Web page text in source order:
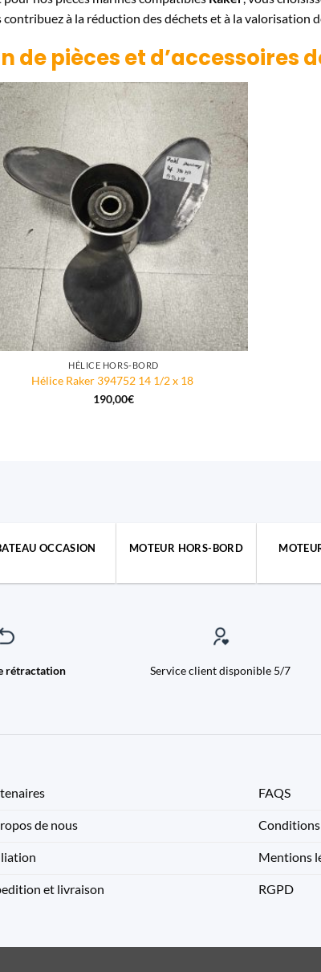
à la réduction des déchets et à la valorisation
de pièces et d’accessoires
HÉLICE HORS-BORD
Hélice Raker 394752 14 1/2 x 18
190,00€
OCCASION MOTEUR HORS-BORD
rétractation Service client disponible 5/7
de nous
et livraison
FAQS
Conditions
Mentions
RGPD